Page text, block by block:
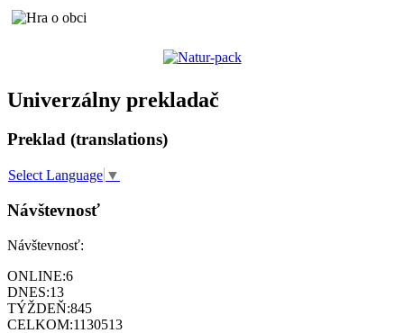
Univerzálny prekladač
Preklad (translations)
Select Language ▼
Návštevnosť
Návštevnosť:
ONLINE:6
DNES:13
TÝŽDEŇ:845
CELKOM:1130513